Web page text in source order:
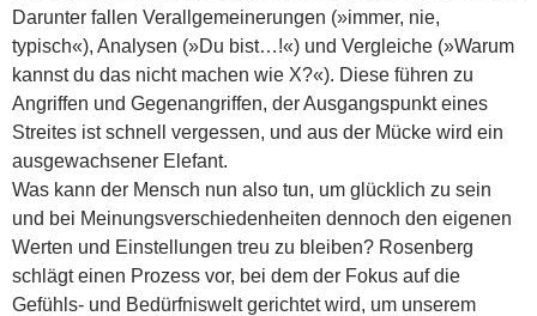
Darunter fallen Verallgemeinerungen (»immer, nie,
typisch«), Analysen (»Du bist…!«) und Vergleiche (»Warum
kannst du das nicht machen wie X?«). Diese führen zu
Angriffen und Gegenangriffen, der Ausgangspunkt eines
Streites ist schnell vergessen, und aus der Mücke wird ein
ausgewachsener Elefant.
Was kann der Mensch nun also tun, um glücklich zu sein
und bei Meinungsverschiedenheiten dennoch den eigenen
Werten und Einstellungen treu zu bleiben? Rosenberg
schlägt einen Prozess vor, bei dem der Fokus auf die
Gefühls- und Bedürfniswelt gerichtet wird, um unserem